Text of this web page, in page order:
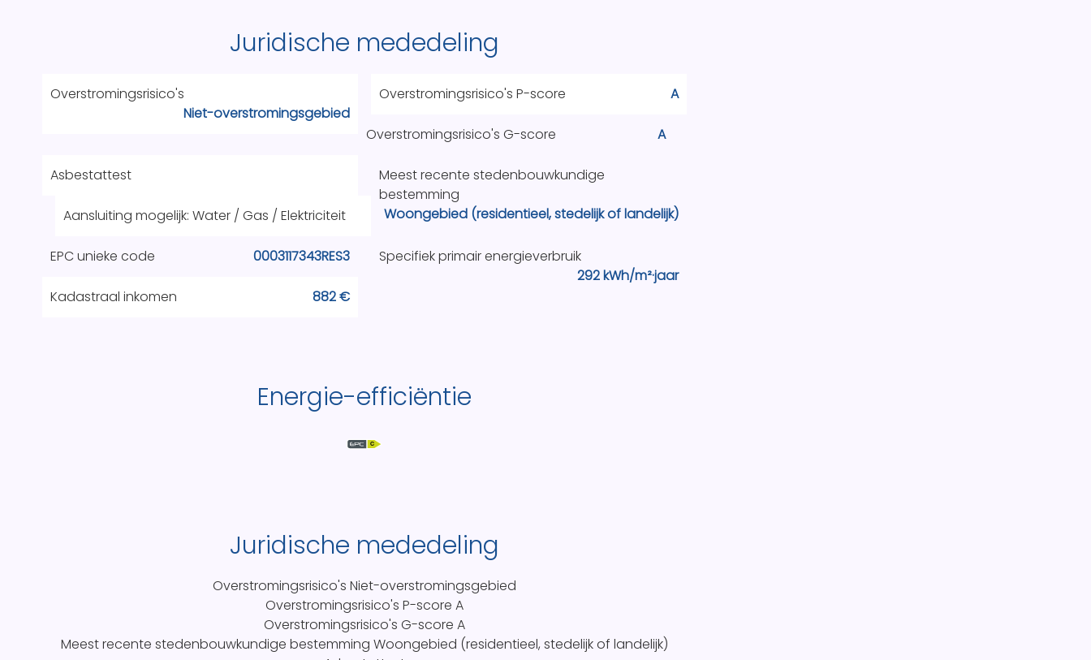
Juridische mededeling
Overstromingsrisico's
Niet-overstromingsgebied
Overstromingsrisico's P-score A
Overstromingsrisico's G-score A
Meest recente stedenbouwkundige
bestemming
Woongebied (residentieel, stedelijk of landelijk)
Asbestattest
Aansluiting mogelijk: Water / Gas / Elektriciteit
EPC unieke code 0003117343RES3
Specifiek primair energieverbruik
292 kWh/m²·jaar
Kadastraal inkomen
882 €
Energie-efficiëntie
C
Juridische mededeling
Overstromingsrisico's Niet-overstromingsgebied
Overstromingsrisico's P-score A
Overstromingsrisico's G-score A
Meest recente stedenbouwkundige bestemming Woongebied (residentieel, stedelijk of landelijk)